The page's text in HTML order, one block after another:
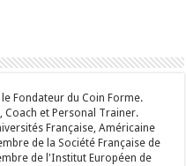
le Fondateur du Coin Forme.
Coach et Personal Trainer.
Française, Américaine
de la Société Française de
de l'Institut Européen de